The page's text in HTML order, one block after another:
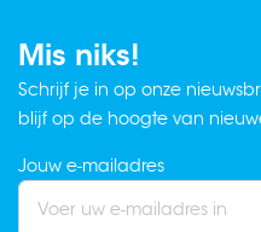
Mis niks!
Schrijf je in op onze
blijf op de hoogte van
Jouw e-mailadres